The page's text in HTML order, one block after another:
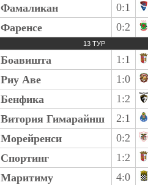
Фамаликан 0:1
Фаренсе 0:2
13 ТУР
Боавишта 1:1
Риу Аве 1:0
Бенфика 1:2
Витория Гимарайнш 2:1
Морейренси 0:2
Спортинг 1:2
Маритиму 4:0